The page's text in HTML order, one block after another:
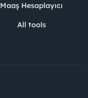
Maaş Hesaplayıcı
All tools